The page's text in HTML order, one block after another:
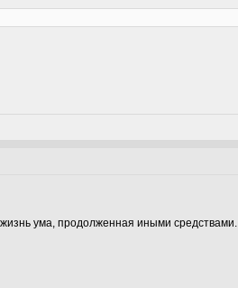
ума, продолженная иными средствами.